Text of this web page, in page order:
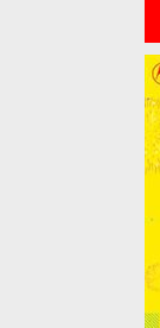
Ngaben